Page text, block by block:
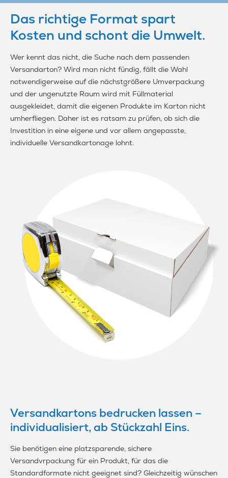
Das richtige Format spart
Kosten und schont die Umwelt.
Wer kennt das nicht, die Suche nach dem passenden
Versandarton? Wird man nicht fündig, fällt die Wahl
notwendigerweise auf die nächstgrößere Umverpackung
und der ungenutzte Raum wird mit Füllmaterial
ausgekleidet, damit die eigenen Produkte im Karton nicht
umherfliegen. Daher ist es ratsam zu prüfen, ob sich die
Investition in eine eigene und vor allem angepasste,
individuelle Versandkartonage lohnt.
Versandkartons bedrucken lassen –
individualisiert, ab Stückzahl Eins.
Sie benötigen eine platzsparende, sichere
Versandvrpackung für ein Produkt, für das die
Standardformate nicht geeignet sind? Gleichzeitig wünschen